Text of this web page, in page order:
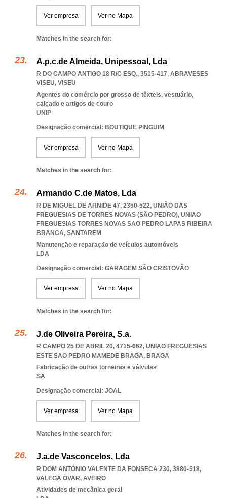
Ver empresa Ver no Mapa
Matches in the search for:
A.p.c.de Almeida, Unipessoal, Lda
R DO CAMPO ANTIGO 18 R/C ESQ., 3515-417, ABRAVESES
VISEU, VISEU
Agentes do comércio por grosso de têxteis, vestuário,
calçado e artigos de couro
UNIP
Designação comercial: BOUTIQUE PINGUIM
Ver empresa Ver no Mapa
Matches in the search for:
Armando C.de Matos, Lda
R DE MIGUEL DE ARNIDE 47, 2350-522, UNIÃO DAS
FREGUESIAS DE TORRES NOVAS (SÃO PEDRO), UNIAO
FREGUESIAS TORRES NOVAS SAO PEDRO LAPAS RIBEIRA
BRANCA, SANTAREM
Manutenção e reparação de veículos automóveis
LDA
Designação comercial: GARAGEM SÃO CRISTOVÃO
Ver empresa Ver no Mapa
Matches in the search for:
J.de Oliveira Pereira, S.a.
R CAMPO 25 DE ABRIL 20, 4715-662, UNIAO FREGUESIAS
ESTE SAO PEDRO MAMEDE BRAGA, BRAGA
Fabricação de outras torneiras e válvulas
SA
Designação comercial: JOAL
Ver empresa Ver no Mapa
Matches in the search for:
J.a.de Vasconcelos, Lda
R DOM ANTÓNIO VALENTE DA FONSECA 230, 3880-518,
VALEGA OVAR, AVEIRO
Atividades de mecânica geral